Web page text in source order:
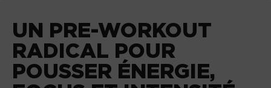
UN PRE-WORKOUT
RADICAL POUR
POUSSER ÉNERGIE,